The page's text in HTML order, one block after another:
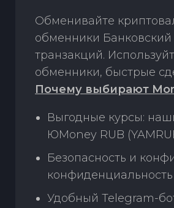
Обменивайте
обменники Банковский
транзакций.
обменники, быстрые
Почему выбирают
Выгодные курсы:
ЮMoney RUB
Безопасность и
Удобный Telegram-